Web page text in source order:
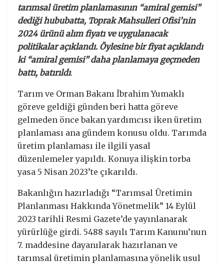
tarımsal üretim planlamasının “amiral gemisi”
dediği hububatta, Toprak Mahsulleri Ofisi’nin
2024 ürünü alım fiyatı ve uygulanacak
politikalar açıklandı. Öylesine bir fiyat açıklandı
ki “amiral gemisi” daha planlamaya geçmeden
battı, batırıldı.
Tarım ve Orman Bakanı İbrahim Yumaklı
göreve geldiği günden beri hatta göreve
gelmeden önce bakan yardımcısı iken üretim
planlaması ana gündem konusu oldu. Tarımda
üretim planlaması ile ilgili yasal
düzenlemeler yapıldı. Konuya ilişkin torba
yasa 5 Nisan 2023’te çıkarıldı.
Bakanlığın hazırladığı “Tarımsal Üretimin
Planlanması Hakkında Yönetmelik” 14 Eylül
2023 tarihli Resmi Gazete’de yayınlanarak
yürürlüğe girdi. 5488 sayılı Tarım Kanunu’nun
7. maddesine dayanılarak hazırlanan ve
tarımsal üretimin planlamasına yönelik usul